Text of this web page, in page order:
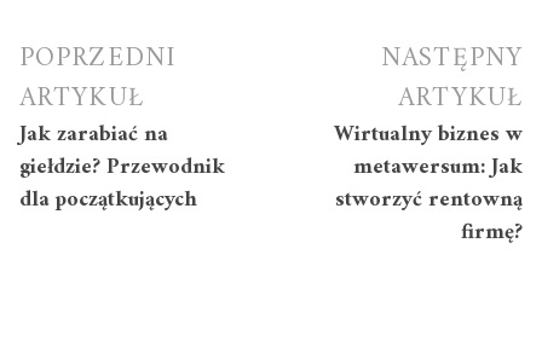
Nawigacja
wpisu
POPRZEDNI
ARTYKUŁ
Jak zarabiać na
giełdzie? Przewodnik
dla początkujących
NASTĘPNY
ARTYKUŁ
Wirtualny biznes w
metawersum: Jak
stworzyć rentowną
firmę?